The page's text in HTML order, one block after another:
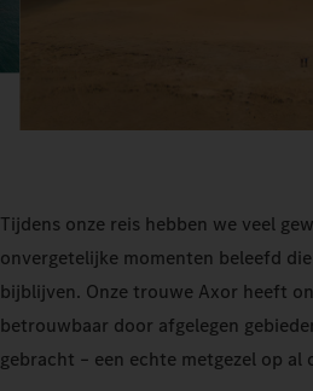
Tijdens onze reis hebben we veel
onvergetelijke momenten beleefd
bijblijven. Onze trouwe Axor heeft
betrouwbaar door afgelegen
gebracht – een echte metgezel op al